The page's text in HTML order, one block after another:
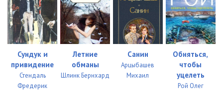
Сундук и
привидение
Стендаль
Фредерик
Летние
обманы
Шлинк Бернхард
Санин
Арцыбашев
Михаил
Обняться,
чтобы
уцелеть
Рой Олег